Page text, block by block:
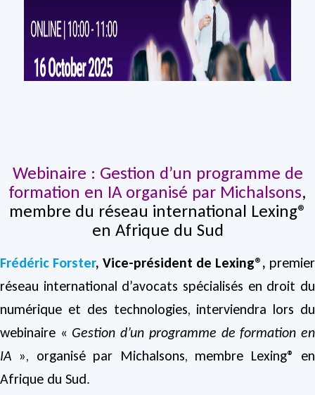
Webinaire : Gestion d’un programme de
formation en IA organisé par Michalsons,
membre du réseau international Lexing®
en Afrique du Sud
Frédéric Forster, Vice-président de Lexing®, premier
réseau international d’avocats spécialisés en droit du
numérique et des technologies, interviendra lors du
webinaire « Gestion d’un programme de formation en
IA », organisé par Michalsons, membre Lexing® en
Afrique du Sud.